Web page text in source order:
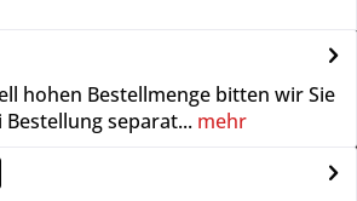
hohen Bestellmenge bitten wir Sie
separat... mehr